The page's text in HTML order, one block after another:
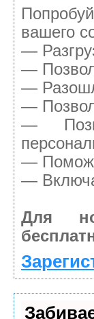
вашего
—
—
—
—
—
—
—
Для